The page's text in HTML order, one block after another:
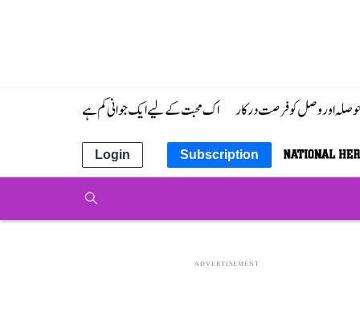
حوصلہ اور وصل کو فرصت درکار اک محبت کے لیے ایک جوانی کم ہے
Subscription
Login
ADVERTISEMENT